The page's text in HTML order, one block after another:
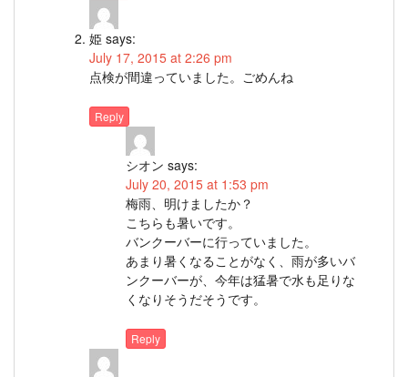
姫 says:
July 17, 2015 at 2:26 pm
点検が間違っていました。ごめんね
Reply
シオン says:
July 20, 2015 at 1:53 pm
梅雨、明けましたか？
こちらも暑いです。
バンクーバーに行っていました。
あまり暑くなることがなく、雨が多いバ
ンクーバーが、今年は猛暑で水も足りな
くなりそうだそうです。
Reply